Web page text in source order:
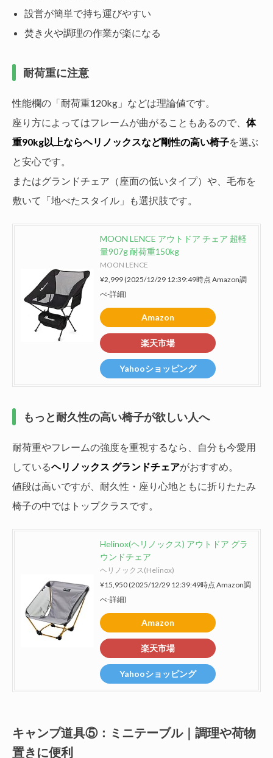
設営が簡単で持ち運びやすい
焚き火や調理の作業が楽になる
耐荷重に注意
性能欄の「耐荷重120kg」などは理論値です。
座り方によってはフレームが曲がることもあるので、 体
重90kg以上ならヘリノックスなど剛性の高い椅子を選ぶ
と安心です。
またはグランドチェア（座面の低いタイプ）や、毛布を
敷いて「地べたスタイル」も選択肢です。
MOON LENCE アウトドア チェア 超軽
量907g 耐荷重150kg
MOON LENCE
¥2,999(2025/12/29 12:39:49時点 Amazon調
べ-詳細)
Amazon
楽天市場
Yahooショッピング
もっと耐久性の高い椅子が欲しい人へ
耐荷重やフレームの強度を重視するなら、自分も今愛用
しているヘリノックス グランドチェアがおすすめ。
値段は高いですが、耐久性・座り心地ともに折りたたみ
椅子の中ではトップクラスです。
Helinox(ヘリノックス) アウトドア グラ
ウンドチェア
ヘリノックス(Helinox)
¥15,950(2025/12/29 12:39:49時点 Amazon調
べ-詳細)
Amazon
楽天市場
Yahooショッピング
キャンプ道具⑤：ミニテーブル｜調理や荷物
置きに便利